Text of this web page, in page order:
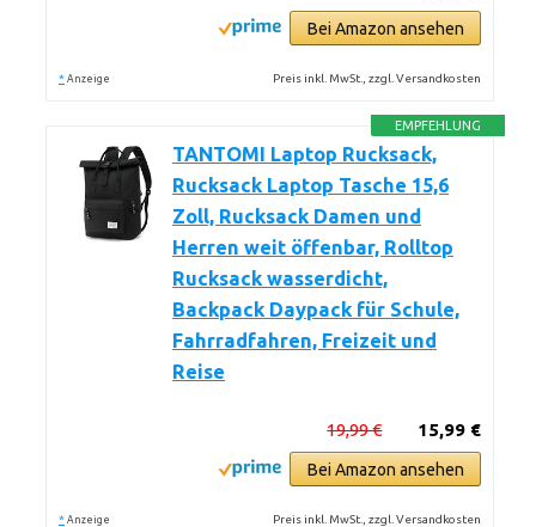
Bei Amazon ansehen
* Anzeige Preis inkl. MwSt., zzgl. Versandkosten
EMPFEHLUNG
TANTOMI Laptop Rucksack,
Rucksack Laptop Tasche 15,6
Zoll, Rucksack Damen und
Herren weit öffenbar, Rolltop
Rucksack wasserdicht,
Backpack Daypack für Schule,
Fahrradfahren, Freizeit und
Reise
15,99 €
19,99 €
Bei Amazon ansehen
* Anzeige Preis inkl. MwSt., zzgl. Versandkosten